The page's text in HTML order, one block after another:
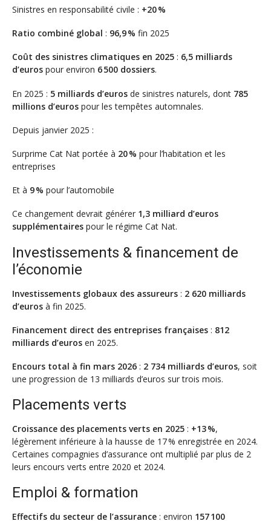
Sinistres en responsabilité civile : +20 %
Ratio combiné global : 96,9 % fin 2025
Coût des sinistres climatiques en 2025 : 6,5 milliards
d’euros pour environ 6 500 dossiers.
En 2025 : 5 milliards d’euros de sinistres naturels, dont 785
millions d’euros pour les tempêtes automnales.
Depuis janvier 2025 :
Surprime Cat Nat portée à 20 % pour l’habitation et les
entreprises
Et à 9 % pour l’automobile
Ce changement devrait générer 1,3 milliard d’euros
supplémentaires pour le régime Cat Nat.
Investissements & financement de
l’économie
Investissements globaux des assureurs : 2 620 milliards
d’euros à fin 2025.
Financement direct des entreprises françaises : 812
milliards d’euros en 2025.
Encours total à fin mars 2026 : 2 734 milliards d’euros, soit
une progression de 13 milliards d’euros sur trois mois.
Placements verts
Croissance des placements verts en 2025 : +13 %,
légèrement inférieure à la hausse de 17 % enregistrée en 2024.
Certaines compagnies d’assurance ont multiplié par plus de 2
leurs encours verts entre 2020 et 2024.
Emploi & formation
Effectifs du secteur de l’assurance : environ 157 100